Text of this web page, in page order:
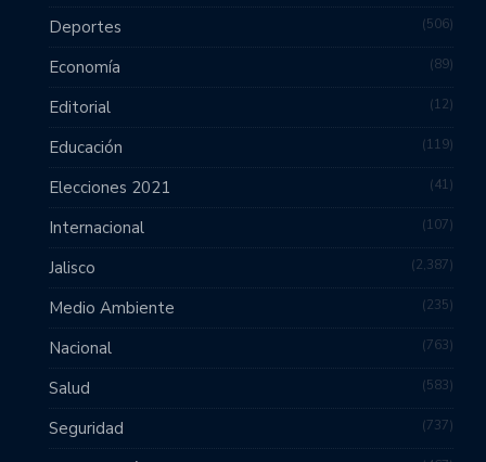
Deportes 506
Economía 89
Editorial 12
Educación 119
Elecciones 2021 41
Internacional 107
Jalisco 2,387
Medio Ambiente 235
Nacional 763
Salud 583
Seguridad 737